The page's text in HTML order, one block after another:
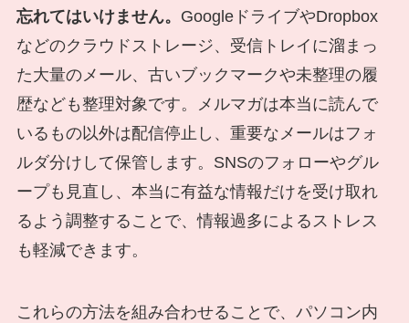
忘れてはいけません。 GoogleドライブやDropbox
などのクラウドストレージ、受信トレイに溜まっ
た大量のメール、古いブックマークや未整理の履
歴なども整理対象です。メルマガは本当に読んで
いるもの以外は配信停止し、重要なメールはフォ
ルダ分けして保管します。SNSのフォローやグル
ープも見直し、本当に有益な情報だけを受け取れ
るよう調整することで、情報過多によるストレス
も軽減できます。
これらの方法を組み合わせることで、パソコン内